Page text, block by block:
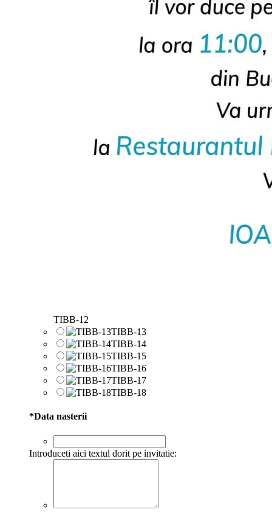
TIBB-12
TIBB-13
TIBB-14
TIBB-15
TIBB-16
TIBB-17
TIBB-18
*Data nasterii
Introduceti aici textul dorit pe invitatie: